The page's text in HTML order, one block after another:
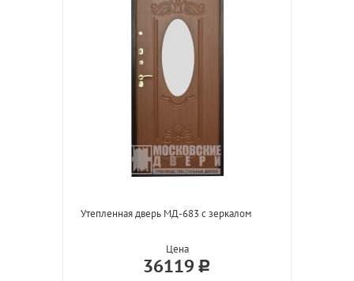
Утепленная дверь МД-683 с зеркалом
Цена
36119